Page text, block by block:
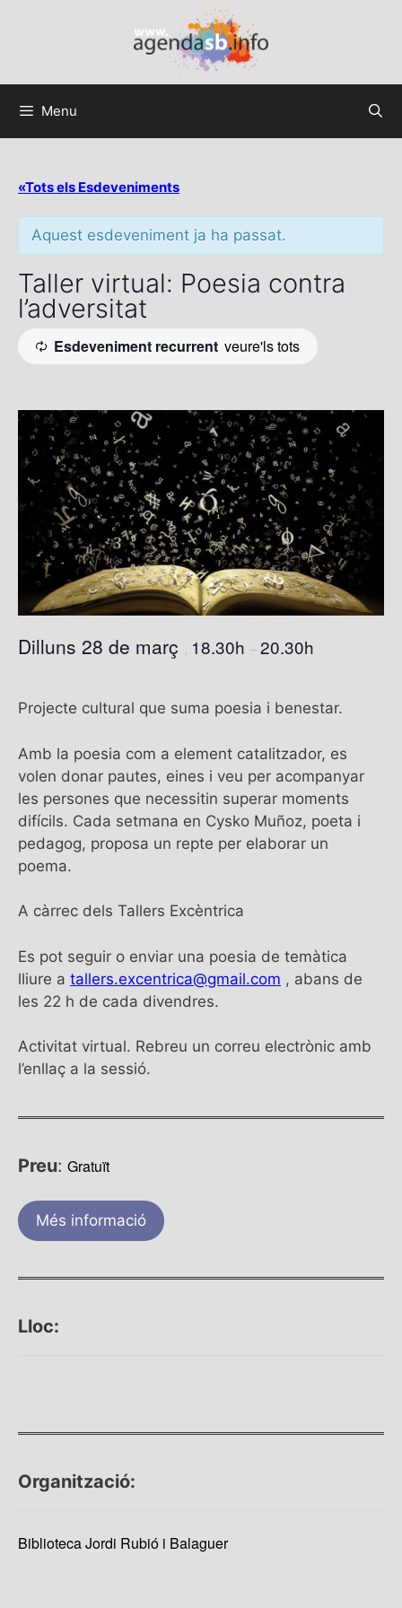
Menu
«Tots els Esdeveniments
Aquest esdeveniment ja ha passat.
Taller virtual: Poesia contra
l’adversitat
Esdeveniment recurrent veure'ls tots
Dilluns 28 de març 18.30h –20.30h
Projecte cultural que suma poesia i benestar.
Amb la poesia com a element catalitzador, es
volen donar pautes, eines i veu per acompanyar
les persones que necessitin superar moments
difícils. Cada setmana en Cysko Muñoz, poeta i
pedagog, proposa un repte per elaborar un
poema.
A càrrec dels Tallers Excèntrica
Es pot seguir o enviar una poesia de temàtica
lliure a tallers.excentrica@gmail.com , abans de
les 22 h de cada divendres.
Activitat virtual. Rebreu un correu electrònic amb
l’enllaç a la sessió.
Preu: Gratuït
Més informació
Lloc:
Organització:
Biblioteca Jordi Rubió i Balaguer